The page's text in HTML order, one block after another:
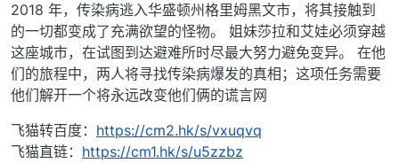
2018 年，传染病逃入华盛顿州格里姆黑文市，将其接触到
的一切都变成了充满欲望的怪物。 姐妹莎拉和艾娃必须穿越
这座城市，在试图到达避难所时尽最大努力避免变异。 在他
们的旅程中，两人将寻找传染病爆发的真相；这项任务需要
他们解开一个将永远改变他们俩的谎言网
飞猫转百度： https://cm2.hk/s/vxuqvq
飞猫直链： https://cm1.hk/s/u5zzbz